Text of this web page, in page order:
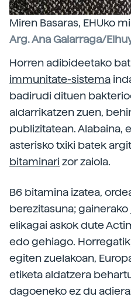
Miren Basaras, EHUko
Arg. Ana Galarraga/
Horren adibideetako
immunitate-sistema
badirudi dituen
aldarrikatzen zuen,
publizitatean. Alabaina,
asterisko txiki batek
bitaminarizor zaiola.
B6 bitamina izatea,
berezitasuna;
elikagai askok dute
edo gehiago.
egiten zuelakoan,
etiketa aldatzera
dagoeneko ez du